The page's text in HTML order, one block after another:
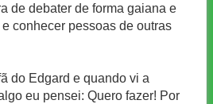
de debater de forma gaiana e
conhecer pessoas de outras
do Edgard e quando vi a
eu pensei: Quero fazer! Por